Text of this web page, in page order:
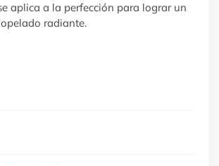
aplica a la perfección para lograr un
radiante.